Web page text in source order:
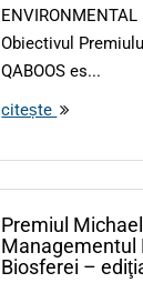
ENVIRONMENTAL
Obiectivul
QABOOS es...
citește
Premiul
Managementul
Biosferei –